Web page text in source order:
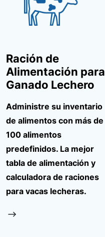
Ración de
Alimentación para
Ganado Lechero
Administre su inventario
de alimentos con más de
100 alimentos
predefinidos. La mejor
tabla de alimentación y
calculadora de raciones
para vacas lecheras.